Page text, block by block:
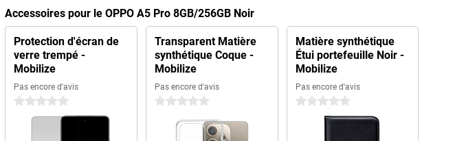
Accessoires pour le OPPO A5 Pro 8GB/256GB Noir
Protection d'écran de
verre trempé -
Mobilize
Pas encore d'avis
0 étoiles
Transparent Matière
synthétique Coque -
Mobilize
Pas encore d'avis
0 étoiles
Matière synthétique
Étui portefeuille Noir -
Mobilize
Pas encore d'avis
0 étoiles